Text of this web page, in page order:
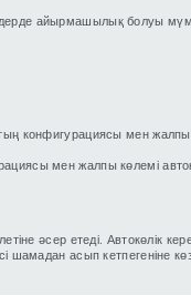
айырмашылық болуы
конфигурациясы мен жалпы
мен жалпы көлемі
әсер етеді. Автокөлік
асып кетпегеніне көз